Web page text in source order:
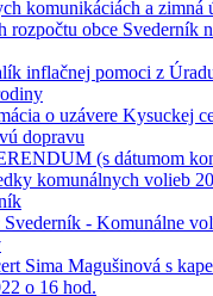
komunikáciách a zimná
rozpočtu obce Svederník
inflačnej pomoci z
o uzávere Kysuckej
dopravu
(s dátumom
komunálnych volieb
Svederník - Komunálne
Sima Magušinová s
o 16 hod.